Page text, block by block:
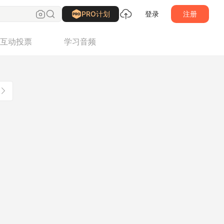
PRO计划 登录 注册
互动投票 学习音频